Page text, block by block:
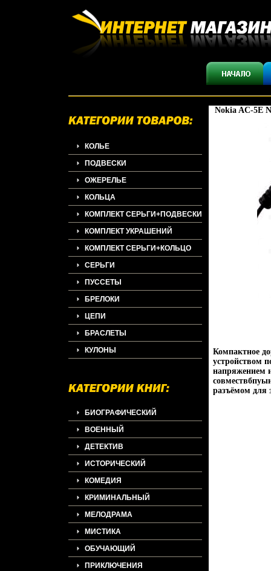
КОЛЬЕ
ПОДВЕСКИ
ОЖЕРЕЛЬЕ
КОЛЬЦА
КОМПЛЕКТ СЕРЬГИ+ПОДВЕСКИ
КОМПЛЕКТ УКРАШЕНИЙ
КОМПЛЕКТ СЕРЬГИ+КОЛЬЦО
СЕРЬГИ
ПУССЕТЫ
БРЕЛОКИ
ЦЕПИ
БРАСЛЕТЫ
КУЛОНЫ
БИОГРАФИЧЕСКИЙ
ВОЕННЫЙ
ДЕТЕКТИВ
ИСТОРИЧЕСКИЙ
КОМЕДИЯ
КРИМИНАЛЬНЫЙ
МЕЛОДРАМА
МИСТИКА
ОБУЧАЮЩИЙ
ПРИКЛЮЧЕНИЯ
Nokia AC-5E
Компактное
устройством
напряжением
разъёмом для